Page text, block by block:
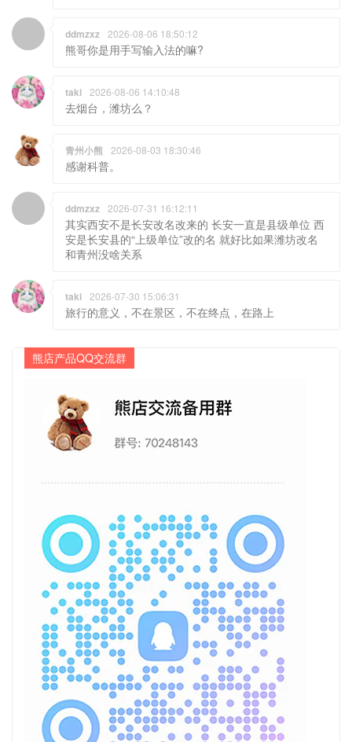
ddmzxz 2026-08-06 18:50:12
熊哥你是用手写输入法的嘛?
taki 2026-08-06 14:10:48
去烟台，潍坊么？
青州小熊 2026-08-03 18:30:46
感谢科普。
ddmzxz 2026-07-31 16:12:11
其实西安不是长安改名改来的 长安一直是县级单位 西
安是长安县的“上级单位”改的名 就好比如果潍坊改名
和青州没啥关系
taki 2026-07-30 15:06:31
旅行的意义，不在景区，不在终点，在路上
熊店产品QQ交流群